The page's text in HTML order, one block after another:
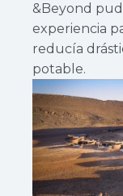
&Beyond
experiencia
reducía
potable.